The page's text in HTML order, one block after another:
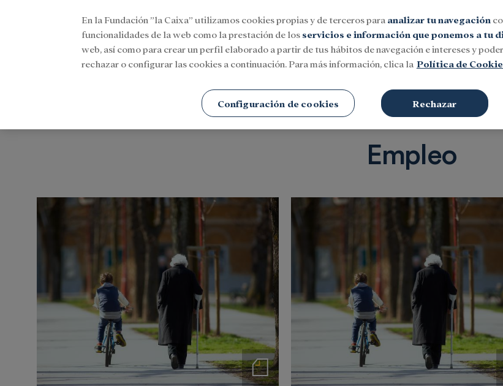
SocialInvestigación y becasCultura
Empleo
Empleo
Notas de prensa
En la Fundación ”la Caixa” utilizamos cookies propias y de terceros para analizar tu navegación
funcionalidades de la web como la prestación de los servicios e información que ponemos a tu
web, así como para crear un perfil elaborado a partir de tus hábitos de navegación e intereses y poder
rechazar o configurar las cookies a continuación. Para más información, clica la Política de
Configuración de cookies Rechazar